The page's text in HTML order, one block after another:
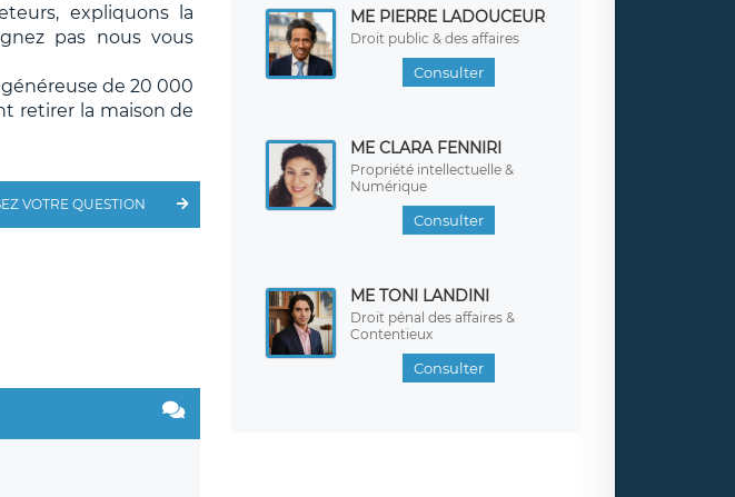
expliquons la
pas nous vous
de 20 000
retirer la maison de
VOTRE QUESTION
ME PIERRE LADOUCEUR
Droit public & des affaires
Consulter
ME CLARA FENNIRI
Propriété intellectuelle &
Numérique
Consulter
ME TONI LANDINI
Droit pénal des affaires &
Contentieux
Consulter